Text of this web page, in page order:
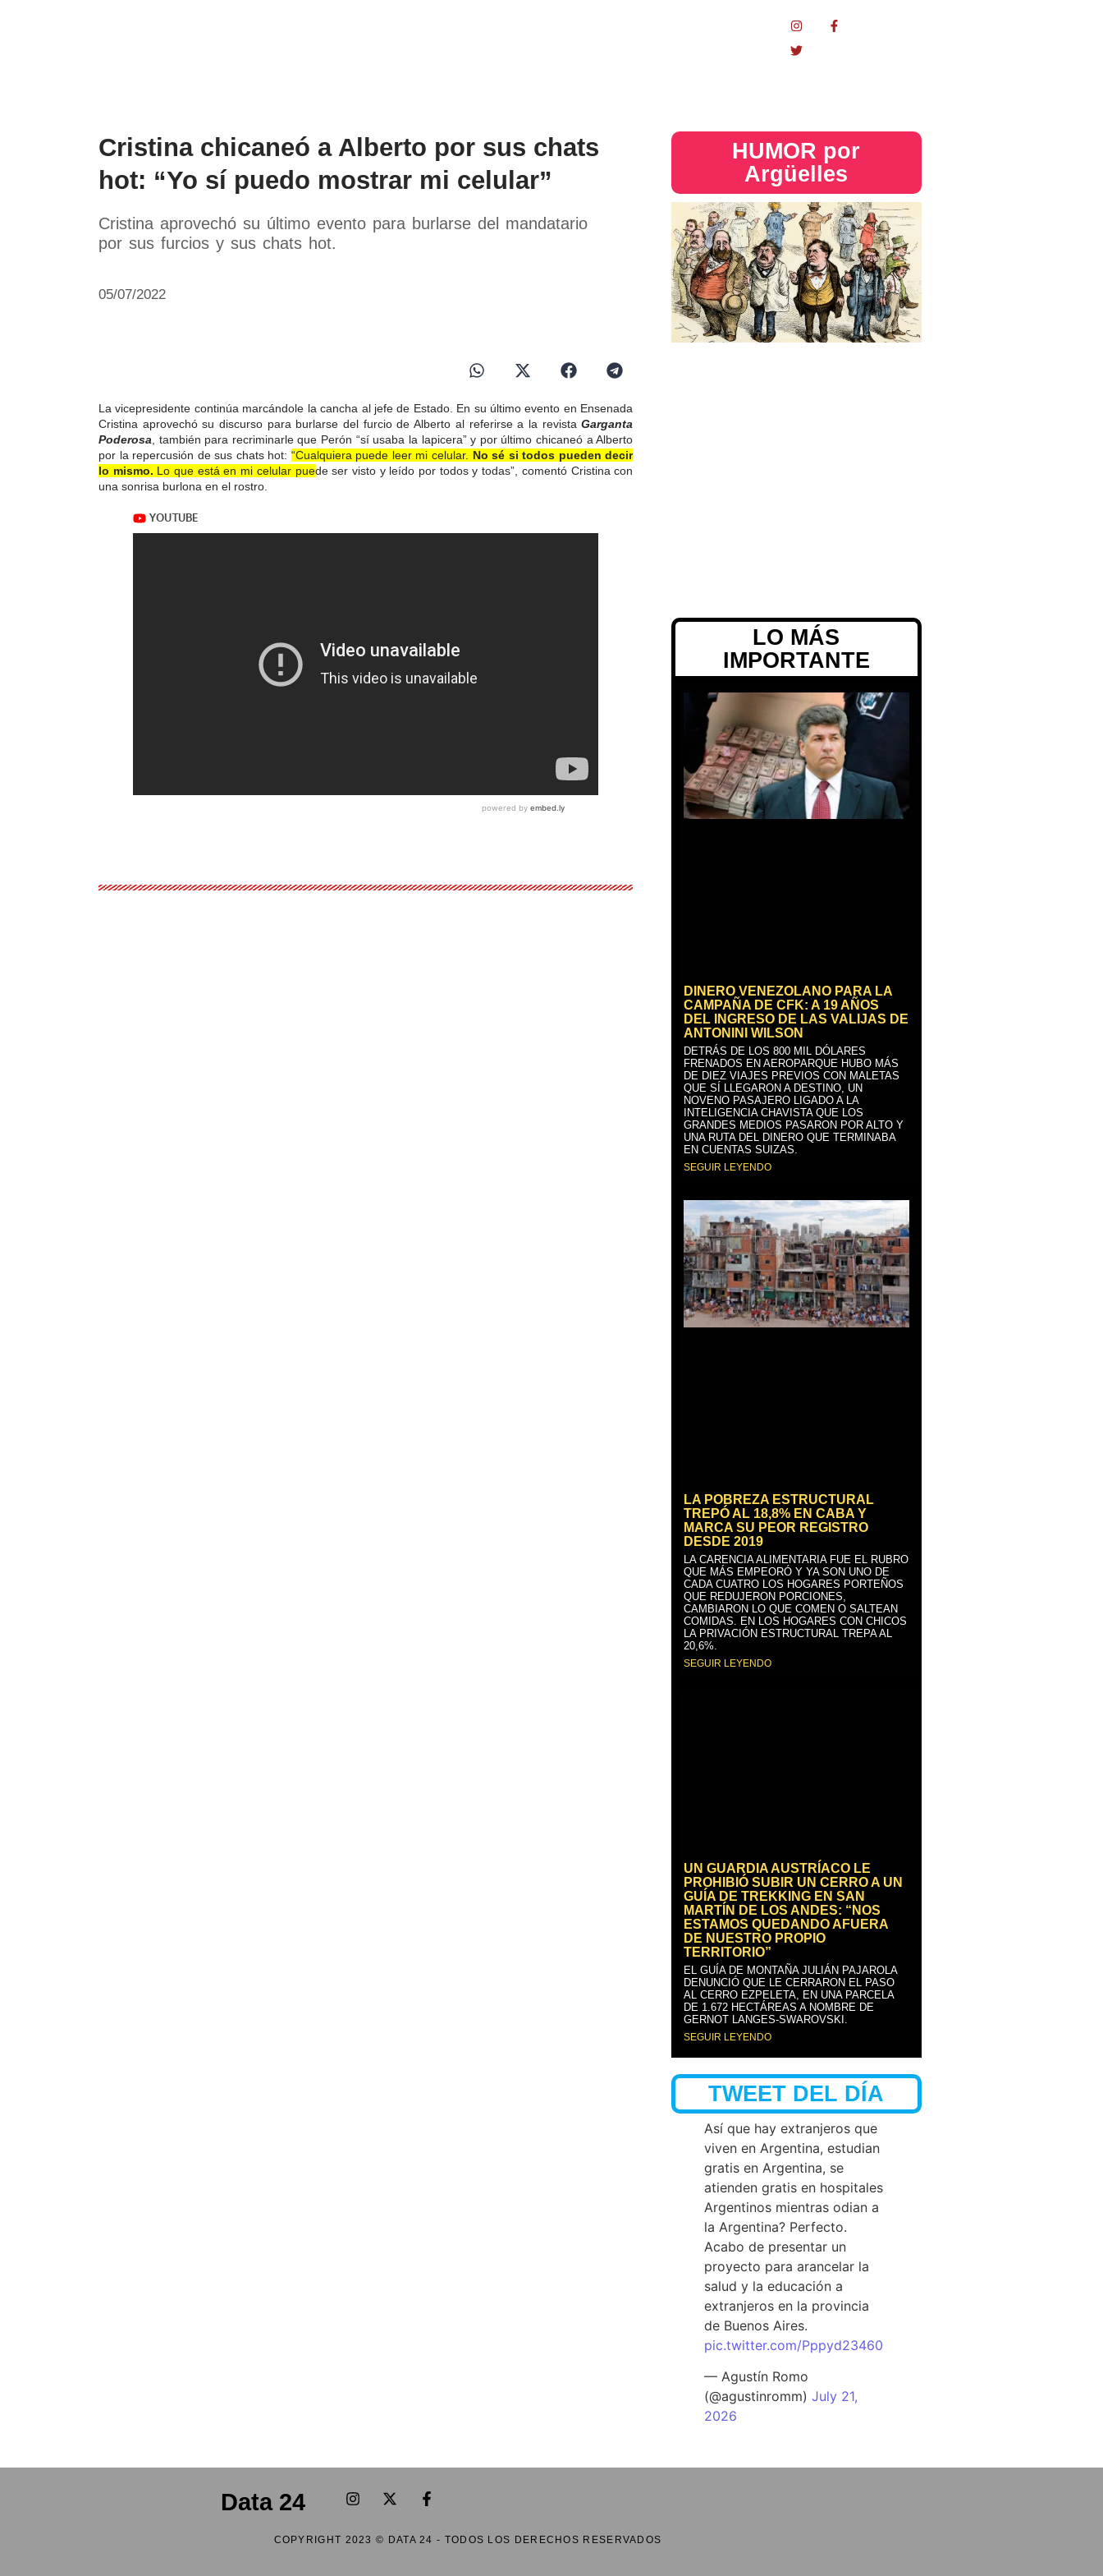
Cristina chicaneó a Alberto por sus chats
hot: “Yo sí puedo mostrar mi celular”
Cristina aprovechó su último evento para burlarse del mandatario
por sus furcios y sus chats hot.
05/07/2022
La vicepresidente continúa marcándole la cancha al jefe de Estado. En su último evento en Ensenada
Cristina aprovechó su discurso para burlarse del furcio de Alberto al referirse a la revistaGarganta
Poderosa , también para recriminarle que Perón “sí usaba la lapicera” y por último chicaneó a Alberto
por la repercusión de sus chats hot: “Cualquiera puede leer mi celular. No sé si todos pueden decir
lo mismo. Lo que está en mi celular puede ser visto y leído por todos y todas” , comentó Cristina con
una sonrisa burlona en el rostro.
HUMOR por
Argüelles​
LO MÁS
IMPORTANTE
DINERO VENEZOLANO PARA LA
CAMPAÑA DE CFK: A 19 AÑOS
DEL INGRESO DE LAS VALIJAS DE
ANTONINI WILSON
DETRÁS DE LOS 800 MIL DÓLARES
FRENADOS EN AEROPARQUE HUBO MÁS
DE DIEZ VIAJES PREVIOS CON MALETAS
QUE SÍ LLEGARON A DESTINO, UN
NOVENO PASAJERO LIGADO A LA
INTELIGENCIA CHAVISTA QUE LOS
GRANDES MEDIOS PASARON POR ALTO Y
UNA RUTA DEL DINERO QUE TERMINABA
EN CUENTAS SUIZAS.
SEGUIR LEYENDO
LA POBREZA ESTRUCTURAL
TREPÓ AL 18,8% EN CABA Y
MARCA SU PEOR REGISTRO
DESDE 2019
LA CARENCIA ALIMENTARIA FUE EL RUBRO
QUE MÁS EMPEORÓ Y YA SON UNO DE
CADA CUATRO LOS HOGARES PORTEÑOS
QUE REDUJERON PORCIONES,
CAMBIARON LO QUE COMEN O SALTEAN
COMIDAS. EN LOS HOGARES CON CHICOS
LA PRIVACIÓN ESTRUCTURAL TREPA AL
20,6%.
SEGUIR LEYENDO
UN GUARDIA AUSTRÍACO LE
PROHIBIÓ SUBIR UN CERRO A UN
GUÍA DE TREKKING EN SAN
MARTÍN DE LOS ANDES: “NOS
ESTAMOS QUEDANDO AFUERA
DE NUESTRO PROPIO
TERRITORIO”
EL GUÍA DE MONTAÑA JULIÁN PAJAROLA
DENUNCIÓ QUE LE CERRARON EL PASO
AL CERRO EZPELETA, EN UNA PARCELA
DE 1.672 HECTÁREAS A NOMBRE DE
GERNOT LANGES-SWAROVSKI.
SEGUIR LEYENDO
TWEET DEL DÍA
Así que hay extranjeros que
viven en Argentina, estudian
gratis en Argentina, se
atienden gratis en hospitales
Argentinos mientras odian a
la Argentina? Perfecto.
Acabo de presentar un
proyecto para arancelar la
salud y la educación a
extranjeros en la provincia
de Buenos Aires.
pic.twitter.com/Pppyd23460
— Agustín Romo
(@agustinromm)July 21,
2026
Data 24
COPYRIGHT 2023 © DATA 24 - TODOS LOS DERECHOS RESERVADOS